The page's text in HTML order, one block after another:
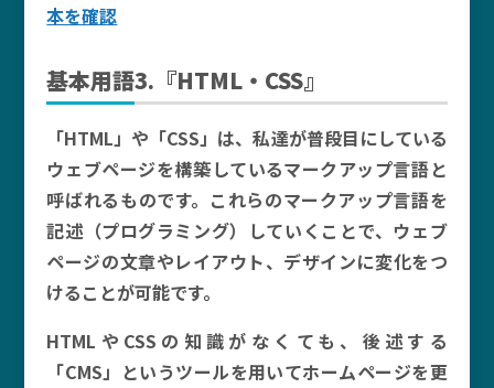
本を確認
基本用語3.『HTML・CSS』
「HTML」や「CSS」は、私達が普段目にしている
ウェブページを構築しているマークアップ言語と
呼ばれるものです。これらのマークアップ言語を
記述（プログラミング）していくことで、ウェブ
ページの文章やレイアウト、デザインに変化をつ
けることが可能です。
HTMLやCSSの知識がなくても、後述する
「CMS」というツールを用いてホームページを更